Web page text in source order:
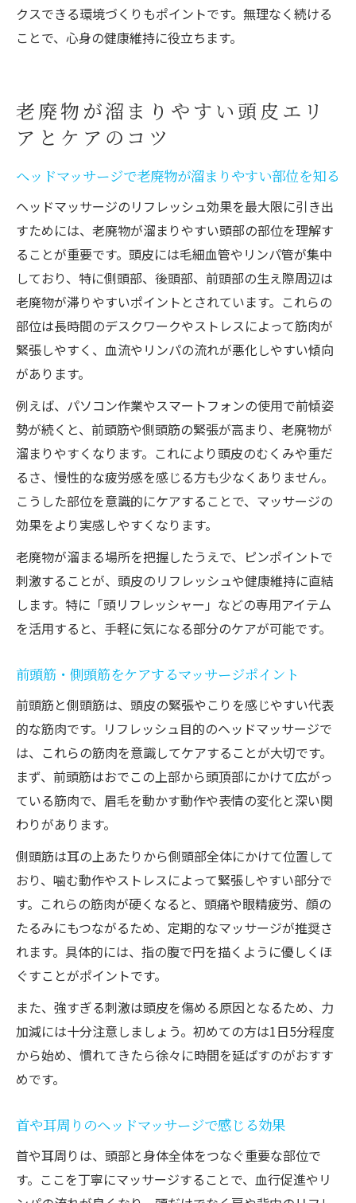
クスできる環境づくりもポイントです。無理なく続ける
ことで、心身の健康維持に役立ちます。
老廃物が溜まりやすい頭皮エリ
アとケアのコツ
ヘッドマッサージで老廃物が溜まりやすい部位を知る
ヘッドマッサージのリフレッシュ効果を最大限に引き出
すためには、老廃物が溜まりやすい頭部の部位を理解す
ることが重要です。頭皮には毛細血管やリンパ管が集中
しており、特に側頭部、後頭部、前頭部の生え際周辺は
老廃物が滞りやすいポイントとされています。これらの
部位は長時間のデスクワークやストレスによって筋肉が
緊張しやすく、血流やリンパの流れが悪化しやすい傾向
があります。
例えば、パソコン作業やスマートフォンの使用で前傾姿
勢が続くと、前頭筋や側頭筋の緊張が高まり、老廃物が
溜まりやすくなります。これにより頭皮のむくみや重だ
るさ、慢性的な疲労感を感じる方も少なくありません。
こうした部位を意識的にケアすることで、マッサージの
効果をより実感しやすくなります。
老廃物が溜まる場所を把握したうえで、ピンポイントで
刺激することが、頭皮のリフレッシュや健康維持に直結
します。特に「頭リフレッシャー」などの専用アイテム
を活用すると、手軽に気になる部分のケアが可能です。
前頭筋・側頭筋をケアするマッサージポイント
前頭筋と側頭筋は、頭皮の緊張やこりを感じやすい代表
的な筋肉です。リフレッシュ目的のヘッドマッサージで
は、これらの筋肉を意識してケアすることが大切です。
まず、前頭筋はおでこの上部から頭頂部にかけて広がっ
ている筋肉で、眉毛を動かす動作や表情の変化と深い関
わりがあります。
側頭筋は耳の上あたりから側頭部全体にかけて位置して
おり、噛む動作やストレスによって緊張しやすい部分で
す。これらの筋肉が硬くなると、頭痛や眼精疲労、顔の
たるみにもつながるため、定期的なマッサージが推奨さ
れます。具体的には、指の腹で円を描くように優しくほ
ぐすことがポイントです。
また、強すぎる刺激は頭皮を傷める原因となるため、力
加減には十分注意しましょう。初めての方は1日5分程度
から始め、慣れてきたら徐々に時間を延ばすのがおすす
めです。
首や耳周りのヘッドマッサージで感じる効果
首や耳周りは、頭部と身体全体をつなぐ重要な部位で
す。ここを丁寧にマッサージすることで、血行促進やリ